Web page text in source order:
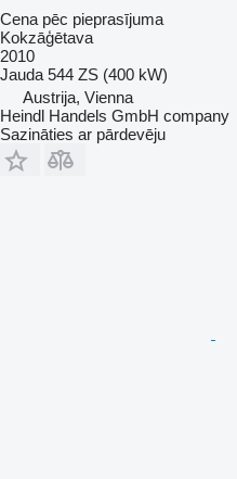
Cena pēc pieprasījuma
Kokzāģētava
2010
Jauda 544 ZS (400 kW)
Austrija, Vienna
Heindl Handels GmbH company
Sazināties ar pārdevēju